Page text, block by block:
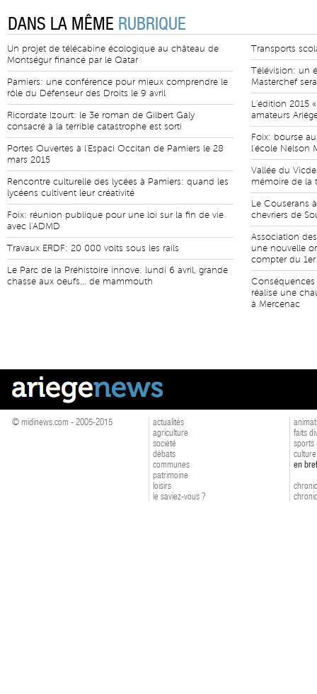
DANS LA MÊME RUBRIQUE
Un projet de télécabine écologique au château de
Montségur financé par le Qatar
Pamiers: une conférence pour mieux comprendre le
rôle du Défenseur des Droits le 9 avril
Ricordate Izourt: le 3e roman de Gilbert Galy
consacré à la terrible catastrophe est sorti
Portes Ouvertes à l'Espaci Occitan de Pamiers le 28
mars 2015
Rencontre culturelle des lycées à Pamiers: quand les
lycéens cultivent leur créativité
Foix: réunion publique pour une loi sur la fin de vie
avec l'ADMD
Travaux ERDF: 20 000 volts sous les rails
Le Parc de la Préhistoire innove: lundi 6 avril, grande
chasse aux oeufs... de mammouth
Transports
Télévision: un
Masterchef
L'édition 2015
amateurs
Foix: bourse
l'école Nelson
Vallée du
mémoire de la
Le Couserans
chevriers de
Association
une nouvelle
compter du
réalise une
à Mercenac
© midinews.com - 2005-2015
actualités
agriculture
société
débats
communes
patrimoine
loisirs
le saviez-vous ?
faits
sports
culture
en bref